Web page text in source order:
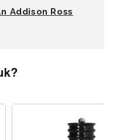
Addison Ross